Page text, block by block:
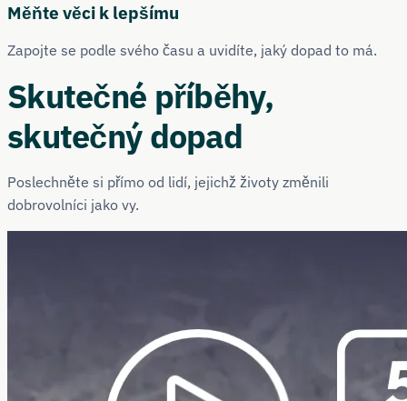
Měňte věci k lepšímu
Zapojte se podle svého času a uvidíte, jaký dopad to má.
Skutečné příběhy,
skutečný dopad
Poslechněte si přímo od lidí, jejichž životy změnili
dobrovolníci jako vy.